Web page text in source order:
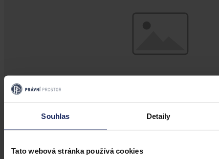
Souhlas Detaily
Tato webová stránka používá cookies